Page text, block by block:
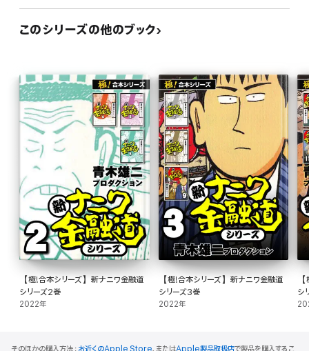
このシリーズの他のブック
【極!合本シリーズ】新ナニワ金融道
シリーズ2巻
2022年
【極!合本シリーズ】新ナニワ金融道
シリーズ3巻
2022年
シ
そのほかの購入方法： お近くのApple Store、またはApple製品取扱店で製品を購入するこ